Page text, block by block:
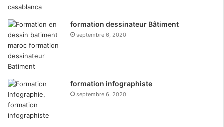
formation dessinateur Bâtiment
septembre 6, 2020
formation infographiste
septembre 6, 2020